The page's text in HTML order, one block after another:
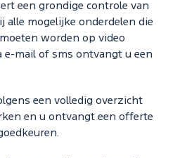
een grondige controle van
alle mogelijke onderdelen die
worden op video
e-mail of sms ontvangt u een
een volledig overzicht
en u ontvangt een offerte